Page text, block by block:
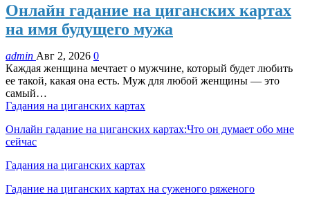
Онлайн гадание на циганских картах
на имя будущего мужа
admin Авг 2, 2026 0
Каждая женщина мечтает о мужчине, который будет любить
ее такой, какая она есть. Муж для любой женщины — это
самый…
Гадания на циганских картах
Онлайн гадание на циганских картах:Что он думает обо мне
сейчас
Гадания на циганских картах
Гадание на циганских картах на суженого ряженого